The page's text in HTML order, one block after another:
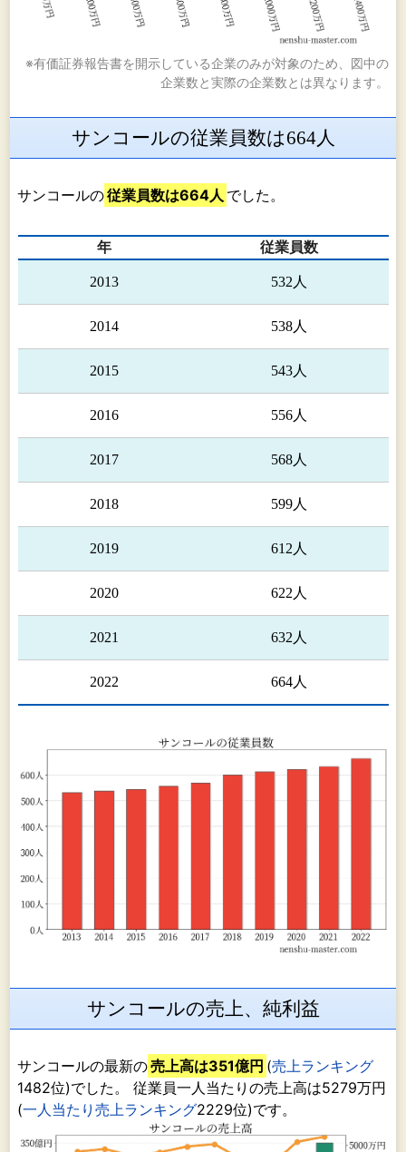
※有価証券報告書を開示している企業のみが対象のため、図中の
企業数と実際の企業数とは異なります。
サンコールの従業員数は664人
サンコールの従業員数は664人 でした。
年 従業員数
2013 532人
2014 538人
2015 543人
2016 556人
2017 568人
2018 599人
2019 612人
2020 622人
2021 632人
2022 664人
サンコールの売上、純利益
サンコールの最新の売上高は351億円 (売上ランキング
1482位)でした。 従業員一人当たりの売上高は5279万円
(一人当たり売上ランキング2229位)です。